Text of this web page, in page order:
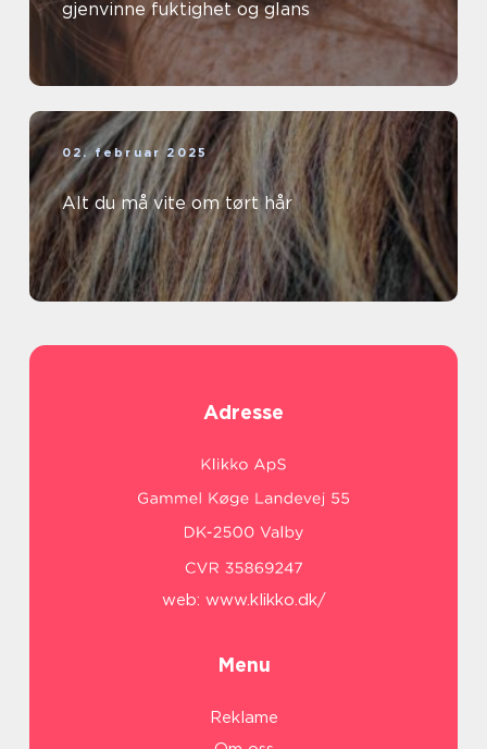
gjenvinne fuktighet og glans
02. februar 2025
Alt du må vite om tørt hår
Adresse
web: www.klikko.dk/
Menu
Reklame